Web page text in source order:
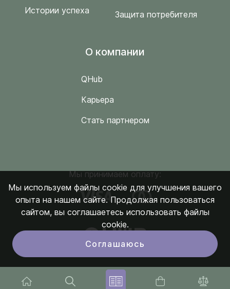
Истории успеха
Защита потребителя
O компании
QHub
Карьера
Стать партнером
Мы принимаем оплату:
Мы используем файлы cookie для улучшения вашего
опыта на нашем сайте. Продолжая пользоваться
сайтом, вы соглашаетесь использовать файлы
cookie.
Соглашаюсь